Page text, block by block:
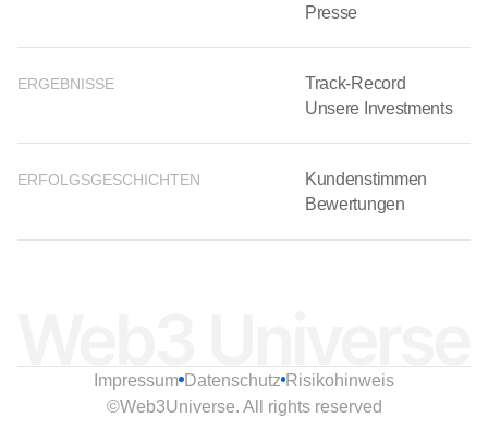
Presse
ERGEBNISSE
Track-Record
Unsere Investments
ERFOLGSGESCHICHTEN
Kundenstimmen
Bewertungen
©Web3Universe. All rights reserved
Impressum Datenschutz Risikohinweis